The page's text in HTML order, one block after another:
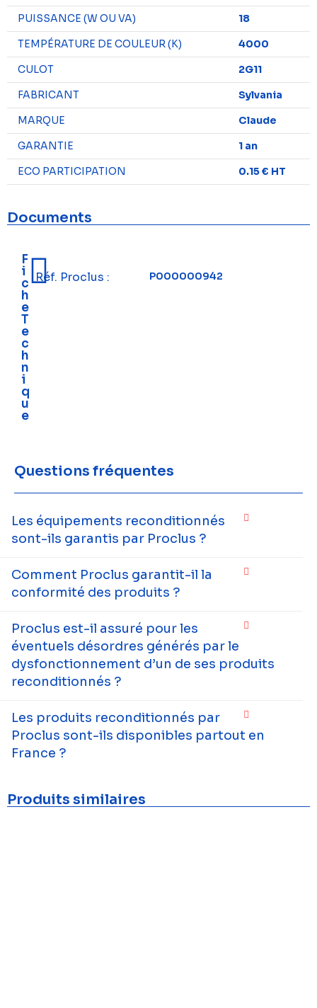
PUISSANCE (W OU VA)
18
TEMPÉRATURE DE COULEUR (K)
4000
CULOT
2G11
FABRICANT
Sylvania
MARQUE
Claude
GARANTIE
1 an
ECO PARTICIPATION
0.15 € HT
Documents
F
i
c
h
e
T
e
c
h
n
i
q
u
e
Réf. Proclus : P000000942
Questions fréquentes
Les équipements reconditionnés
sont-ils garantis par Proclus ?
Comment Proclus garantit-il la
conformité des produits ?
Proclus est-il assuré pour les
éventuels désordres générés par le
dysfonctionnement d’un de ses produits
reconditionnés ?
Les produits reconditionnés par
Proclus sont-ils disponibles partout en
France ?
Produits similaires